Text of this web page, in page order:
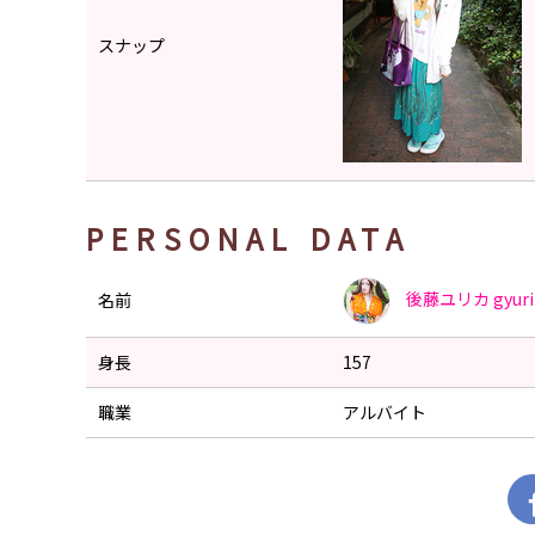
スナップ
PERSONAL DATA
名前 後藤ユリカ
身長 157
職業 アルバイト